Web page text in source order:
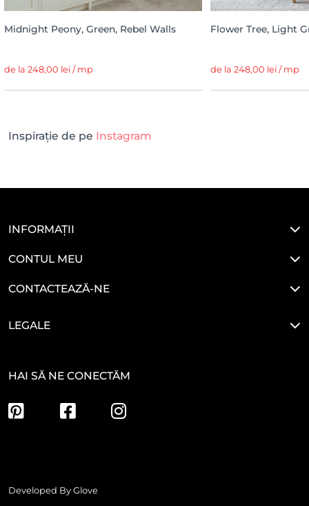
Midnight Peony, Green, Rebel Walls
de la 248,00 lei / mp
Flower Tree, Light
de la 248,00 lei / mp
Inspirație de pe Instagram
INFORMAȚII
CONTUL MEU
CONTACTEAZĂ-NE
LEGALE
HAI SĂ NE CONECTĂM
Developed By Glove